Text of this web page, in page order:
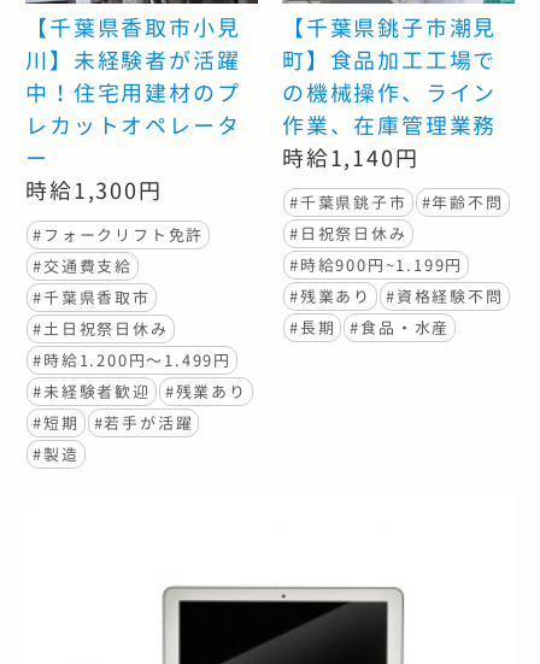
【千葉県香取市小見
川】未経験者が活躍
中！住宅用建材のプ
レカットオペレータ
ー
時給1,300円
#フォークリフト免許
#交通費支給
#千葉県香取市
#土日祝祭日休み
#時給1.200円〜1.499円
#未経験者歓迎
#残業あり
#短期
#若手が活躍
#製造
【千葉県銚子市潮見
町】食品加工工場で
の機械操作、ライン
作業、在庫管理業務
時給1,140円
#千葉県銚子市
#年齢不問
#日祝祭日休み
#時給900円~1.199円
#残業あり
#資格経験不問
#長期
#食品・水産